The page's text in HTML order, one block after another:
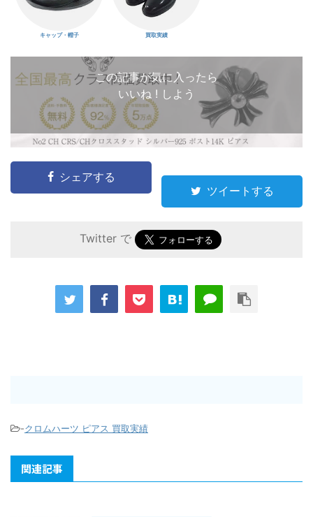
キャップ・帽子 買取実績
この記事が気に入ったら
いいね ! しよう
シェアする
ツイートする
Twitter で
-クロムハーツ ピアス 買取実績
関連記事